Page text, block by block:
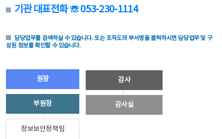
기관 대표전화 ☏ 053-230-1114
담당업무를 검색하실 수 있습니다. 또는 조직도의 부서명을 클릭하시면 담당업무 및 구
성원 정보를 확인할 수 있습니다.
원장
부원장
정보보안정책팀
감사
감사실